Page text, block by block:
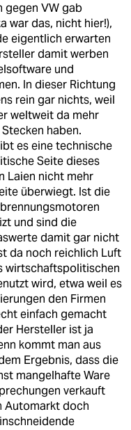
gegen VW gab
war das, nicht hier!),
eigentlich erwarten
damit werben
und
In dieser Richtung
rein gar nichts, weil
weltweit da mehr
haben.
es eine technische
Seite dieses
Laien nicht mehr
überwiegt. Ist die
und sind die
damit gar nicht
da noch reichlich Luft
wirtschaftspolitischen
wird, etwa weil es
den Firmen
einfach gemacht
Hersteller ist ja
kommt man aus
Ergebnis, dass die
mangelhafte Ware
verkauft
Automarkt doch